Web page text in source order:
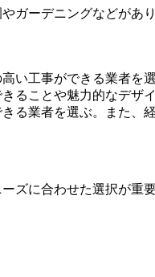
ガーデニングなどが
い工事ができる業者を
ることや魅力的なデザ
る業者を選ぶ。また、
ズに合わせた選択が重要